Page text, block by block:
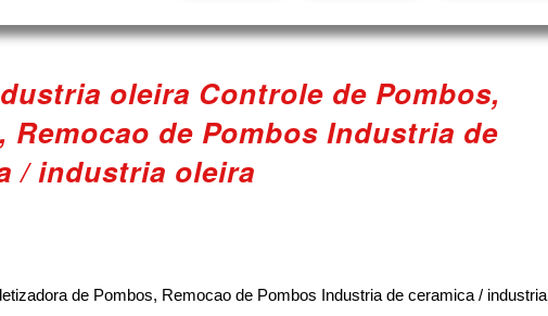
oleira Controle de Pombos,
Remocao de Pombos Industria de
/ industria oleira
de Pombos, Remocao de Pombos Industria de ceramica / industria